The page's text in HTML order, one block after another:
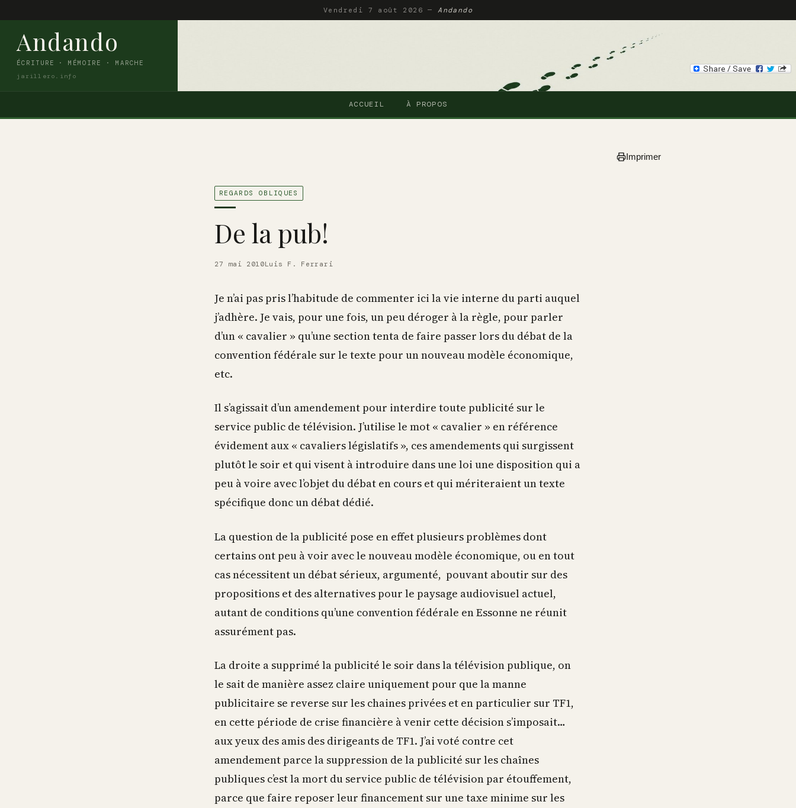
Vendredi 7 août 2026 —Andando
Andando
ÉCRITURE · MÉMOIRE · MARCHE
jarillero.info
ACCUEIL À PROPOS
Imprimer
REGARDS OBLIQUES
De la pub!
27 mai 2010Luis F. Ferrari
Je n’ai pas pris l’habitude de commenter ici la vie interne du parti auquel
j’adhère. Je vais, pour une fois, un peu déroger à la règle, pour parler
d’un « cavalier » qu’une section tenta de faire passer lors du débat de la
convention fédérale sur le texte pour un nouveau modèle économique,
etc.
Il s’agissait d’un amendement pour interdire toute publicité sur le
service public de télévision. J’utilise le mot « cavalier » en référence
évidement aux « cavaliers législatifs », ces amendements qui surgissent
plutôt le soir et qui visent à introduire dans une loi une disposition qui a
peu à voire avec l’objet du débat en cours et qui mériteraient un texte
spécifique donc un débat dédié.
La question de la publicité pose en effet plusieurs problèmes dont
certains ont peu à voir avec le nouveau modèle économique, ou en tout
cas nécessitent un débat sérieux, argumenté, pouvant aboutir sur des
propositions et des alternatives pour le paysage audiovisuel actuel,
autant de conditions qu’une convention fédérale en Essonne ne réunit
assurément pas.
La droite a supprimé la publicité le soir dans la télévision publique, on
le sait de manière assez claire uniquement pour que la manne
publicitaire se reverse sur les chaines privées et en particulier sur TF1,
en cette période de crise financière à venir cette décision s’imposait…
aux yeux des amis des dirigeants de TF1. J’ai voté contre cet
amendement parce la suppression de la publicité sur les chaînes
publiques c’est la mort du service public de télévision par étouffement,
parce que faire reposer leur financement sur une taxe minime sur les